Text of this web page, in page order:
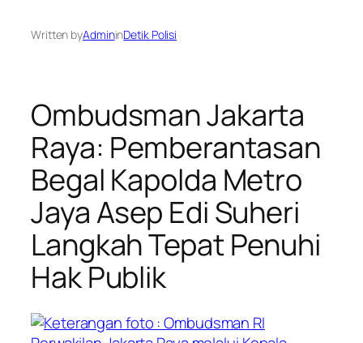
Written byAdmininDetik Polisi
Ombudsman Jakarta
Raya: Pemberantasan
Begal Kapolda Metro
Jaya Asep Edi Suheri
Langkah Tepat Penuhi
Hak Publik